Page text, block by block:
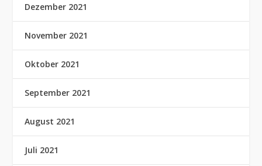
Dezember 2021
November 2021
Oktober 2021
September 2021
August 2021
Juli 2021